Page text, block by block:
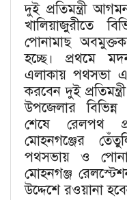
দুই প্রতিমন্ত্রী
খালিয়াজুরীতে
পোনামাছ
হচ্ছে। প্রথমে
এলাকায় পথসভা
করবেন দুই
উপজেলার
শেষে রেলপথ
মোহনগঞ্জের
পথসভায় ও
মোহনগঞ্জ
উদ্দেশে রওয়ানা